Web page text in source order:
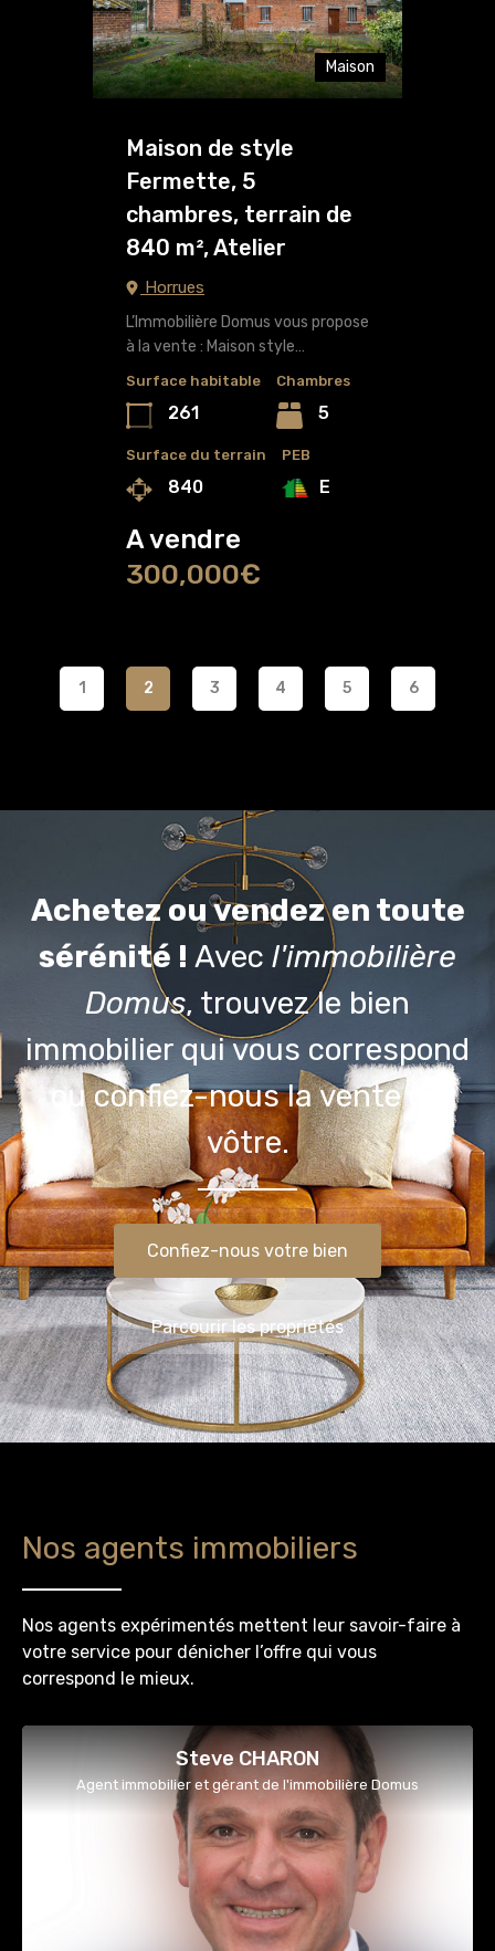
Maison
Maison de style
Fermette, 5
chambres, terrain de
840 m², Atelier
Horrues
L’Immobilière Domus vous propose
à la vente : Maison style…
Surface habitable
261
Chambres
5
Surface du terrain
840
PEB
E
A vendre
300,000€
1 2 3 4 5 6
Achetez ou vendez en toute
sérénité ! Avec l'immobilière
Domus, trouvez le bien
immobilier qui vous correspond
ou confiez-nous la vente du
vôtre.
Confiez-nous votre bien
Parcourir les propriétés
Nos agents immobiliers
Nos agents expérimentés mettent leur savoir-faire à
votre service pour dénicher l’offre qui vous
correspond le mieux.
Steve CHARON
Agent immobilier et gérant de l'immobilière Domus